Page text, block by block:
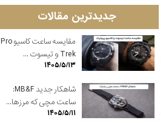
جدیدترین مقالات
مقایسه ساعت کاسیو Pro
Trek و تیسوت ...
۱۴۰۵/۵/۱۳
شاهکار جدید MB&F:
ساعت مچی که مرزها...
۱۴۰۵/۵/۱۱